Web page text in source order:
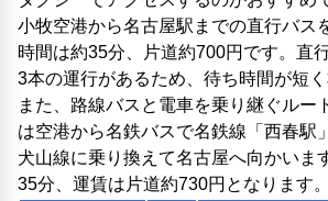
小牧空港から名古屋駅までの直行バス
時間は約35分、片道約700円です。直
3本の運行があるため、待ち時間が短く
また、路線バスと電車を乗り継ぐルー
は空港から名鉄バスで名鉄線「西春駅
犬山線に乗り換えて名古屋へ向かいま
35分、運賃は片道約730円となります。